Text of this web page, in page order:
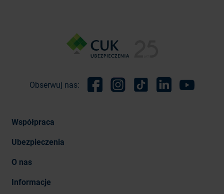
Obserwuj nas:
Współpraca
Ubezpieczenia
O nas
Informacje